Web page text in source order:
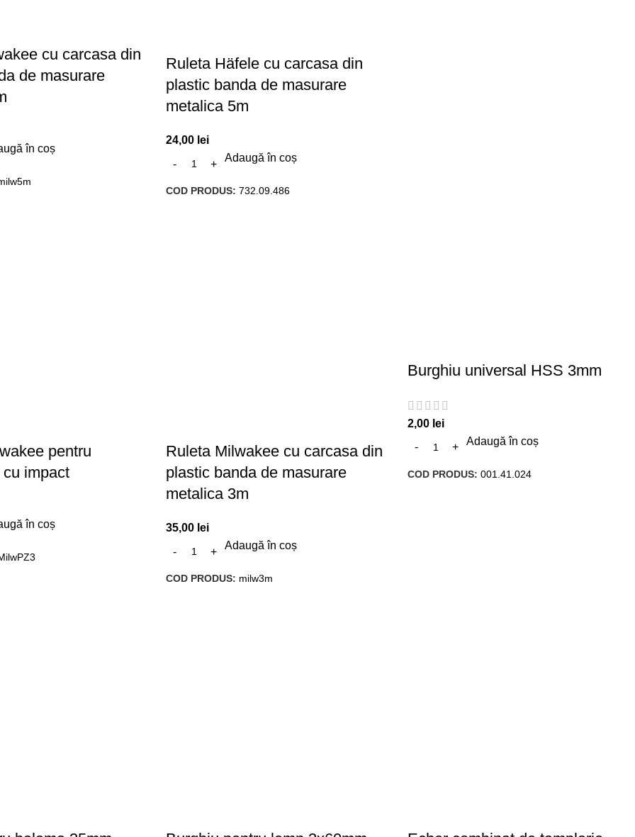
cu carcasa din
de masurare
în coș
Ruleta Häfele cu carcasa din
plastic banda de masurare
metalica 5m
24,00 lei
Adaugă în coș
COD PRODUS: 732.09.486
pentru
impact
în coș
Ruleta Milwakee cu carcasa din
plastic banda de masurare
metalica 3m
35,00 lei
Adaugă în coș
COD PRODUS: milw3m
Burghiu universal HSS 3mm
2,00 lei
Adaugă în coș
COD PRODUS: 001.41.024